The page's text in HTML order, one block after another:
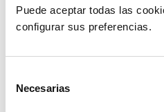
Puede aceptar todas las
configurar sus preferencias.
Necesarias